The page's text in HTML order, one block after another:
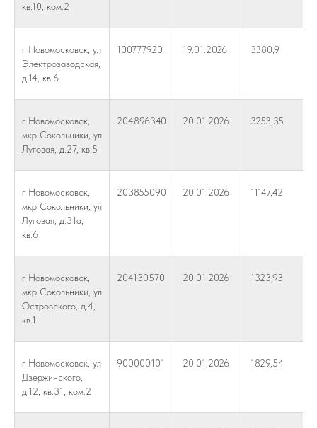
кв.10, ком.2
г Новомосковск, ул
Электрозаводская,
д.14, кв.6
100777920 19.01.2026 3380,9
г Новомосковск,
мкр Сокольники, ул
Луговая, д.27, кв.5
204896340 20.01.2026 3253,35
г Новомосковск,
мкр Сокольники, ул
Луговая, д.31а,
кв.6
203855090 20.01.2026 11147,42
г Новомосковск,
мкр Сокольники, ул
Островского, д.4,
кв.1
204130570 20.01.2026 1323,93
г Новомосковск, ул
Дзержинского,
д.12, кв.31, ком.2
900000101 20.01.2026 1829,54